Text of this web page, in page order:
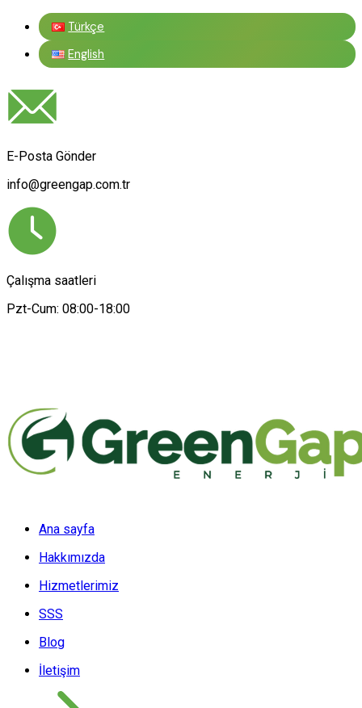
Türkçe
English
E-Posta Gönder
info@greengap.com.tr
Çalışma saatleri
Pzt-Cum: 08:00-18:00
Ana sayfa
Hakkımızda
Hizmetlerimiz
SSS
Blog
İletişim